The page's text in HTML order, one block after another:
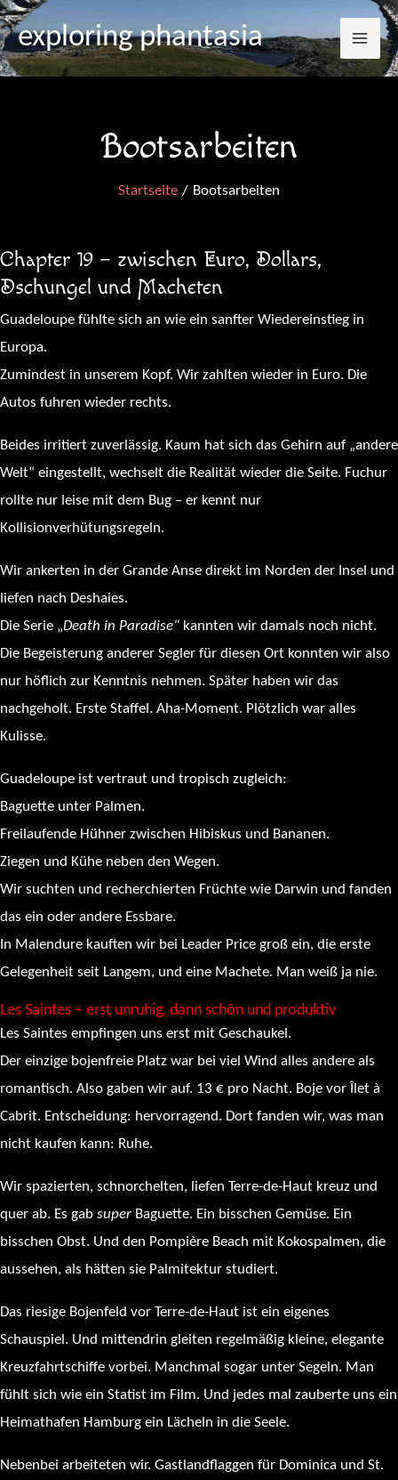
Zum
Inhalt
springen
exploring phantasia
Bootsarbeiten
Startseite Bootsarbeiten
Chapter 19 – zwischen Euro, Dollars,
Dschungel und Macheten
Guadeloupe fühlte sich an wie ein sanfter Wiedereinstieg in
Europa.
Zumindest in unserem Kopf. Wir zahlten wieder in Euro. Die
Autos fuhren wieder rechts.
Beides irritiert zuverlässig. Kaum hat sich das Gehirn auf „andere
Welt“ eingestellt, wechselt die Realität wieder die Seite. Fuchur
rollte nur leise mit dem Bug – er kennt nur
Kollisionverhütungsregeln.
Wir ankerten in der Grande Anse direkt im Norden der Insel und
liefen nach Deshaies.
Die Serie „Death in Paradise“ kannten wir damals noch nicht.
Die Begeisterung anderer Segler für diesen Ort konnten wir also
nur höflich zur Kenntnis nehmen. Später haben wir das
nachgeholt. Erste Staffel. Aha-Moment. Plötzlich war alles
Kulisse.
Guadeloupe ist vertraut und tropisch zugleich:
Baguette unter Palmen.
Freilaufende Hühner zwischen Hibiskus und Bananen.
Ziegen und Kühe neben den Wegen.
Wir suchten und recherchierten Früchte wie Darwin und fanden
das ein oder andere Essbare.
In Malendure kauften wir bei Leader Price groß ein, die erste
Gelegenheit seit Langem, und eine Machete. Man weiß ja nie.
Les Saintes – erst unruhig, dann schön und produktiv
Les Saintes empfingen uns erst mit Geschaukel.
Der einzige bojenfreie Platz war bei viel Wind alles andere als
romantisch. Also gaben wir auf. 13 € pro Nacht. Boje vor Îlet à
Cabrit. Entscheidung: hervorragend. Dort fanden wir, was man
nicht kaufen kann: Ruhe.
Wir spazierten, schnorchelten, liefen Terre-de-Haut kreuz und
quer ab. Es gab super Baguette. Ein bisschen Gemüse. Ein
bisschen Obst. Und den Pompière Beach mit Kokospalmen, die
aussehen, als hätten sie Palmitektur studiert.
Das riesige Bojenfeld vor Terre-de-Haut ist ein eigenes
Schauspiel. Und mittendrin gleiten regelmäßig kleine, elegante
Kreuzfahrtschiffe vorbei. Manchmal sogar unter Segeln. Man
fühlt sich wie ein Statist im Film. Und jedes mal zauberte uns ein
Heimathafen Hamburg ein Lächeln in die Seele.
Nebenbei arbeiteten wir. Gastlandflaggen für Dominica und St.